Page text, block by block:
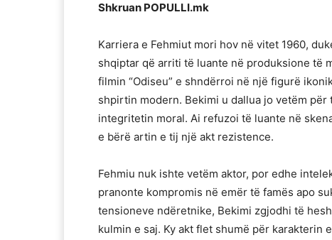
Shkruan POPULLI.mk
Karriera e Fehmiut mori hov në vitet 1960,
shqiptar që arriti të luante në produksione të
filmin “Odiseu” e shndërroi në një figurë
shpirtin modern. Bekimi u dallua jo vetëm
integritetin moral. Ai refuzoi të luante në
e bërë artin e tij një akt rezistence.
Fehmiu nuk ishte vetëm aktor, por edhe
pranonte kompromis në emër të famës apo
tensioneve ndëretnike, Bekimi zgjodhi të
kulmin e saj. Ky akt flet shumë për